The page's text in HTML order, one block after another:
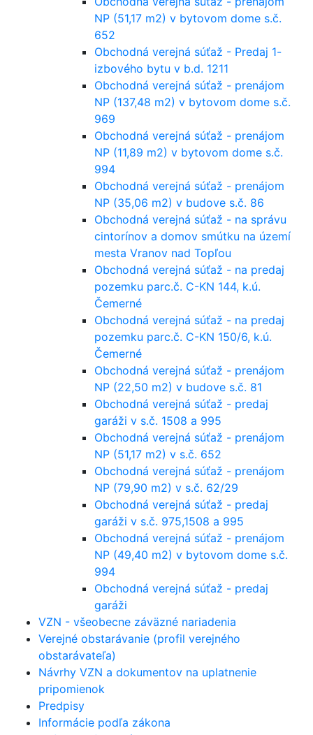
NP (51,17 m2) v bytovom dome s.č.
652
Obchodná verejná súťaž - Predaj 1-
izbového bytu v b.d. 1211
Obchodná verejná súťaž - prenájom
NP (137,48 m2) v bytovom dome s.č.
969
Obchodná verejná súťaž - prenájom
NP (11,89 m2) v bytovom dome s.č.
994
Obchodná verejná súťaž - prenájom
NP (35,06 m2) v budove s.č. 86
Obchodná verejná súťaž - na správu
cintorínov a domov smútku na území
mesta Vranov nad Topľou
Obchodná verejná súťaž - na predaj
pozemku parc.č. C-KN 144, k.ú.
Čemerné
Obchodná verejná súťaž - na predaj
pozemku parc.č. C-KN 150/6, k.ú.
Čemerné
Obchodná verejná súťaž - prenájom
NP (22,50 m2) v budove s.č. 81
Obchodná verejná súťaž - predaj
garáži v s.č. 1508 a 995
Obchodná verejná súťaž - prenájom
NP (51,17 m2) v s.č. 652
Obchodná verejná súťaž - prenájom
NP (79,90 m2) v s.č. 62/29
Obchodná verejná súťaž - predaj
garáži v s.č. 975,1508 a 995
Obchodná verejná súťaž - prenájom
NP (49,40 m2) v bytovom dome s.č.
994
Obchodná verejná súťaž - predaj
garáži
VZN - všeobecne záväzné nariadenia
Verejné obstarávanie (profil verejného
obstarávateľa)
Návrhy VZN a dokumentov na uplatnenie
pripomienok
Predpisy
Informácie podľa zákona